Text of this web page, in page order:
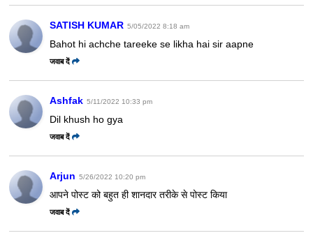
SATISH KUMAR 5/05/2022 8:18 am
Bahot hi achche tareeke se likha hai sir aapne
जवाब दें
Ashfak 5/11/2022 10:33 pm
Dil khush ho gya
जवाब दें
Arjun 5/26/2022 10:20 pm
आपने पोस्ट को बहुत ही शानदार तरीके से पोस्ट किया
जवाब दें